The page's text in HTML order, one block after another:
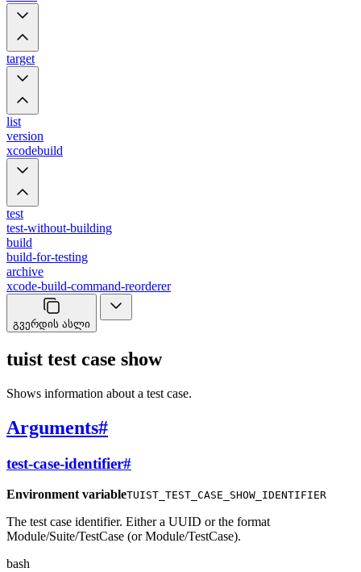
target
list
version
xcodebuild
test
test-without-building
build
build-for-testing
archive
xcode-build-command-reorderer
გვერდის ასლი
tuist test case show
Shows information about a test case.
Arguments#
test-case-identifier#
Environment variableTUIST_TEST_CASE_SHOW_IDENTIFIER
The test case identifier. Either a UUID or the format
Module/Suite/TestCase (or Module/TestCase).
bash